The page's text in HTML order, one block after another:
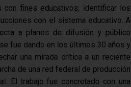
fines educativos; identificar los
con el sistema educativo. A
a planes de difusión y público
fue dando en los últimos 30 años y
una mirada crítica a un reciente
de una red federal de producción
El trabajo fue concretado con una